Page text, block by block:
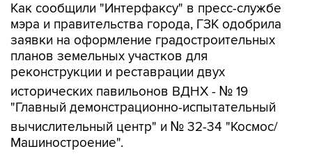
Как сообщили "Интерфаксу" в пресс-службе
мэра и правительства города, ГЗК одобрила
заявки на оформление градостроительных
планов земельных участков для
реконструкции и реставрации двух
исторических павильонов ВДНХ - № 19
"Главный демонстрационно-испытательный
вычислительный центр" и № 32-34 "Космос/
Машиностроение".